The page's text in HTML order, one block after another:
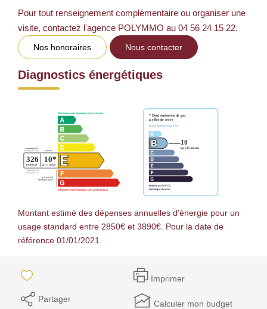
Pour tout renseignement complémentaire ou organiser une
visite, contactez l'agence POLYMMO au 04 56 24 15 22.
Nos honoraires Nous contacter
Diagnostics énergétiques
Montant estimé des dépenses annuelles d'énergie pour un
usage standard entre 2850€ et 3890€. Pour la date de
référence 01/01/2021.
Imprimer
Partager Calculer mon budget